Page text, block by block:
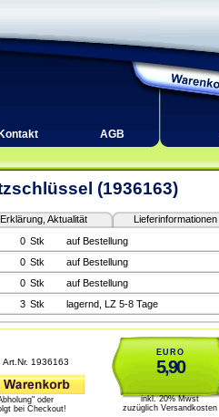
Kontakt AGB
(1936163)
Erklärung, Aktualität
Lieferinformationen
0 Stk
auf Bestellung
0 Stk
auf Bestellung
0 Stk
auf Bestellung
3 Stk lagernd, LZ 5-8 Tage
EURO
5,90
inkl. 20% Mwst
zuzüglich Versandkosten
Art.Nr. 1936163
oder
bei Checkout!